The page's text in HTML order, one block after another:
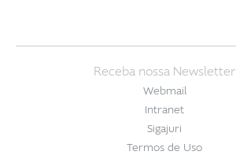
Receba nossa Newsletter
Webmail
Intranet
Sigajuri
Termos de Uso